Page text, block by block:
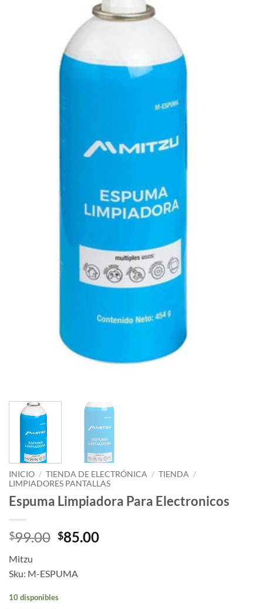
INICIO / TIENDA DE ELECTRÓNICA / TIENDA /
LIMPIADORES PANTALLAS
Espuma Limpiadora Para Electronicos
$99.00 Original
$99.00.
$85.00Current
Mitzu
Sku: M-ESPUMA
10 disponibles